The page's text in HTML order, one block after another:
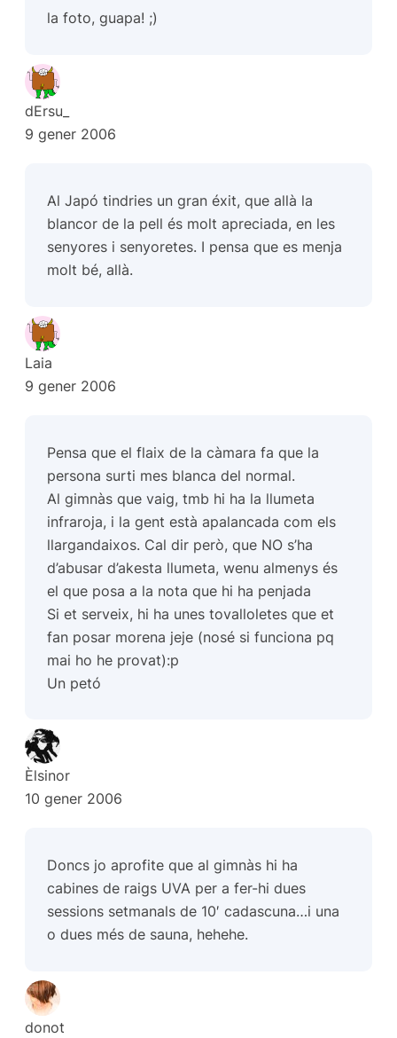
la foto, guapa! ;)
dErsu_
9 gener 2006
Al Japó tindries un gran éxit, que allà la
blancor de la pell és molt apreciada, en les
senyores i senyoretes. I pensa que es menja
molt bé, allà.
Laia
9 gener 2006
Pensa que el flaix de la càmara fa que la
persona surti mes blanca del normal.
Al gimnàs que vaig, tmb hi ha la llumeta
infraroja, i la gent està apalancada com els
llargandaixos. Cal dir però, que NO s’ha
d’abusar d’akesta llumeta, wenu almenys és
el que posa a la nota que hi ha penjada
Si et serveix, hi ha unes tovalloletes que et
fan posar morena jeje (nosé si funciona pq
mai ho he provat):p
Un petó
Èlsinor
10 gener 2006
Doncs jo aprofite que al gimnàs hi ha
cabines de raigs UVA per a fer-hi dues
sessions setmanals de 10′ cadascuna…i una
o dues més de sauna, hehehe.
donot